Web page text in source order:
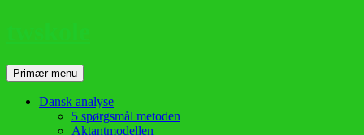
SøgPrimær menu Hop
til
indhold
Dansk analyse
5 spørgsmål metoden
Aktantmodellen